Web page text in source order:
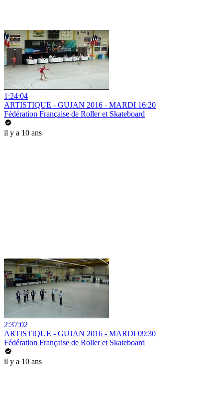
1:24:04
ARTISTIQUE - GUJAN 2016 - MARDI 16:20
Fédération Française de Roller et Skateboard
il y a 10 ans
2:37:02
ARTISTIQUE - GUJAN 2016 - MARDI 09:30
Fédération Française de Roller et Skateboard
il y a 10 ans